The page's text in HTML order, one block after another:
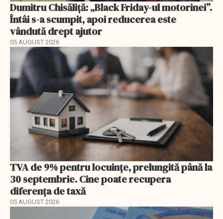
Dumitru Chisăliță: „Black Friday-ul motorinei”.
Întâi s-a scumpit, apoi reducerea este
vândută drept ajutor
05 AUGUST 2026
TVA de 9% pentru locuințe, prelungită până la
30 septembrie. Cine poate recupera
diferența de taxă
05 AUGUST 2026